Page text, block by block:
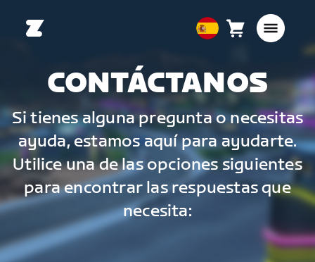
European
Español
Carro0
CONTÁCTANOS
Si tienes alguna pregunta o necesitas
ayuda, estamos aquí para ayudarte.
Utilice una de las opciones siguientes
para encontrar las respuestas que
necesita: